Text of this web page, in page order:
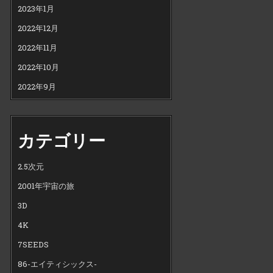
2023年1月
2022年12月
2022年11月
2022年10月
2022年9月
カテゴリー
2.5次元
2001年宇宙の旅
3D
4K
7SEEDS
86-エイティシックス-